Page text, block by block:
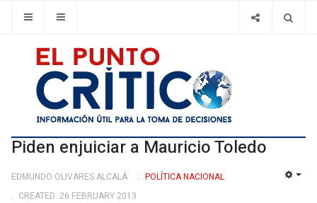
Piden enjuiciar a Mauricio Toledo
EDMUNDO OLIVARES ALCALÁ
POLÍ­TICA NACIONAL
CREATED: 26 FEBRUARY 2013